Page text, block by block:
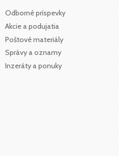
Odborné príspevky
Akcie a podujatia
Poštové materiály
Správy a oznamy
Inzeráty a ponuky